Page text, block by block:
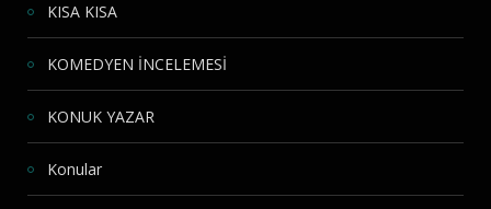
KISA KISA
KOMEDYEN İNCELEMESİ
KONUK YAZAR
Konular